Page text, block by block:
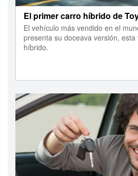
El primer carro híbrido de
El vehículo más vendido en el
presenta su doceava versión,
híbrido.